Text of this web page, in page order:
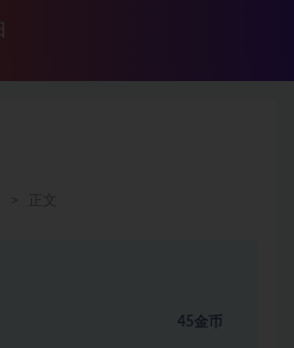
45金币